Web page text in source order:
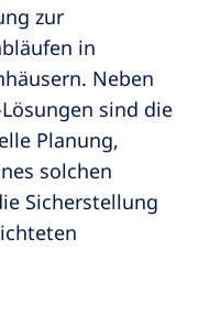
zur
in
Neben
sind die
Planung,
solchen
Sicherstellung